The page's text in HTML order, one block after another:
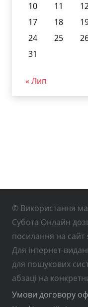
10
11
17
18
24
25
31
« Лип
© Використання
Субота Онлайн
посилання на
Для інтернет-
для пошукових
абзаці на
Умови договору